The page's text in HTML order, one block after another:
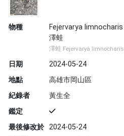
物種
Fejervarya limnocharis
澤蛙
澤蛙 Fejervarya limnocharis
日期
2024-05-24
地點
高雄市岡山區
紀錄者
黃生全
鑑定
最後修改於 2024-05-24